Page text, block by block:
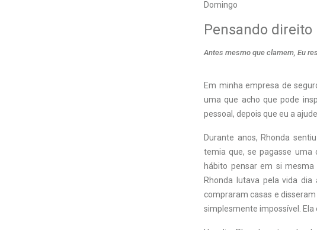
Domingo
Pensando direito
Antes mesmo que clamem, Eu
Em minha empresa de
uma que acho que pode
pessoal, depois que eu a
Durante anos, Rhonda
temia que, se pagasse uma
hábito pensar em si
Rhonda lutava pela vida
compraram casas e
simplesmente impossível.